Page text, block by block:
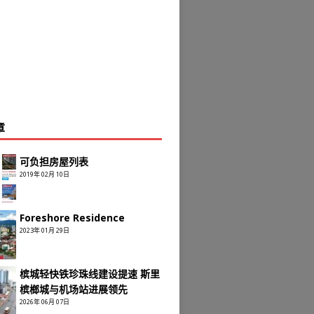
可负担房屋列表
2019年 02月 10日
Foreshore Residence
2023年 01月 29日
槟城轻快铁珍珠线建设提速 斯里
槟榔城与机场站进展领先
2026年 06月 07日